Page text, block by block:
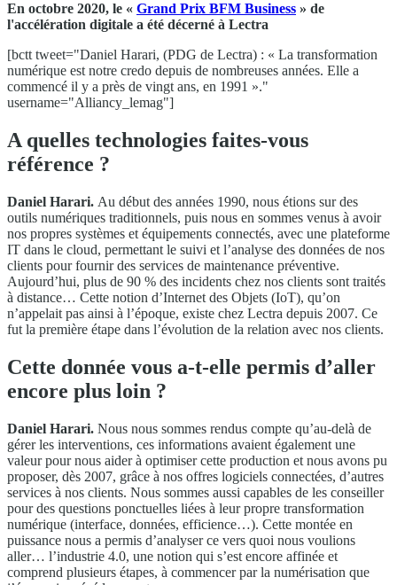
En octobre 2020, le « Grand Prix BFM Business » de
l'accélération digitale a été décerné à Lectra
[bctt tweet="Daniel Harari, (PDG de Lectra) : « La transformation
numérique est notre credo depuis de nombreuses années. Elle a
commencé il y a près de vingt ans, en 1991 »."
username="Alliancy_lemag"]
A quelles technologies faites-vous
référence ?
Daniel Harari. Au début des années 1990, nous étions sur des
outils numériques traditionnels, puis nous en sommes venus à avoir
nos propres systèmes et équipements connectés, avec une plateforme
IT dans le cloud, permettant le suivi et l’analyse des données de nos
clients pour fournir des services de maintenance préventive.
Aujourd’hui, plus de 90 % des incidents chez nos clients sont traités
à distance… Cette notion d’Internet des Objets (IoT), qu’on
n’appelait pas ainsi à l’époque, existe chez Lectra depuis 2007. Ce
fut la première étape dans l’évolution de la relation avec nos clients.
Cette donnée vous a-t-elle permis d’aller
encore plus loin ?
Daniel Harari. Nous nous sommes rendus compte qu’au-delà de
gérer les interventions, ces informations avaient également une
valeur pour nous aider à optimiser cette production et nous avons pu
proposer, dès 2007, grâce à nos offres logiciels connectées, d’autres
services à nos clients. Nous sommes aussi capables de les conseiller
pour des questions ponctuelles liées à leur propre transformation
numérique (interface, données, efficience…). Cette montée en
puissance nous a permis d’analyser ce vers quoi nous voulions
aller… l’industrie 4.0, une notion qui s’est encore affinée et
comprend plusieurs étapes, à commencer par la numérisation que